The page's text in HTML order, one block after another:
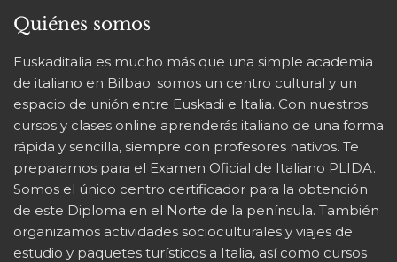
Quiénes somos
Euskaditalia es mucho más que una simple academia
de italiano en Bilbao: somos un centro cultural y un
espacio de unión entre Euskadi e Italia. Con nuestros
cursos y clases online aprenderás italiano de una forma
rápida y sencilla, siempre con profesores nativos. Te
preparamos para el Examen Oficial de Italiano PLIDA.
Somos el único centro certificador para la obtención
de este Diploma en el Norte de la península. También
organizamos actividades socioculturales y viajes de
estudio y paquetes turísticos a Italia, así como cursos